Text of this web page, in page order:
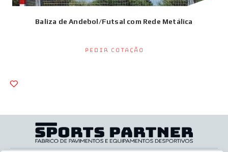
Baliza de Andebol/Futsal com Rede Metálica
Pedir Cotação